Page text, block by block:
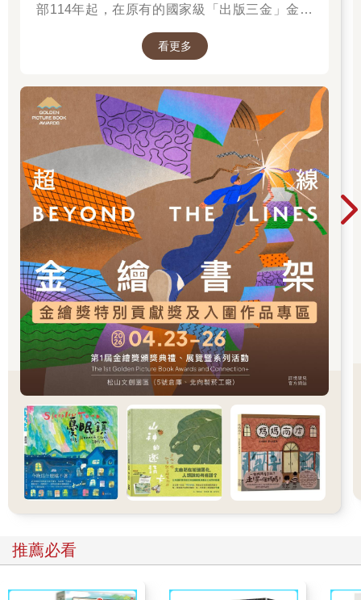
部114年起，在原有的國家級「出版三金」金鼎
促進台灣圖文出版的多元發展。獎項分為「特別
「跨域應用獎」、「年度繪本獎」，以及「金繪
大獎」。
看更多
推薦必看